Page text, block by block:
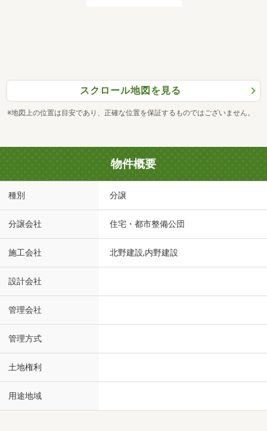
スクロール地図を見る
※地図上の位置は目安であり、正確な位置を保証するものではございません。
物件概要
種別 分譲
分譲会社 住宅・都市整備公団
施工会社 北野建設,内野建設
設計会社
管理会社
管理方式
土地権利
用途地域